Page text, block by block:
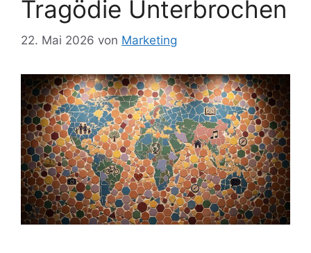
Tragödie Unterbrochen
22. Mai 2026 von Marketing